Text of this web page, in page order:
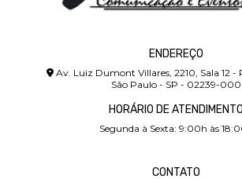
ENDEREÇO
Av. Luiz Dumont Villares, 2210, Sala 12 -
São Paulo - SP - 02239-000
HORÁRIO DE ATENDIMENTO
Segunda à Sexta: 9:00h às
CONTATO